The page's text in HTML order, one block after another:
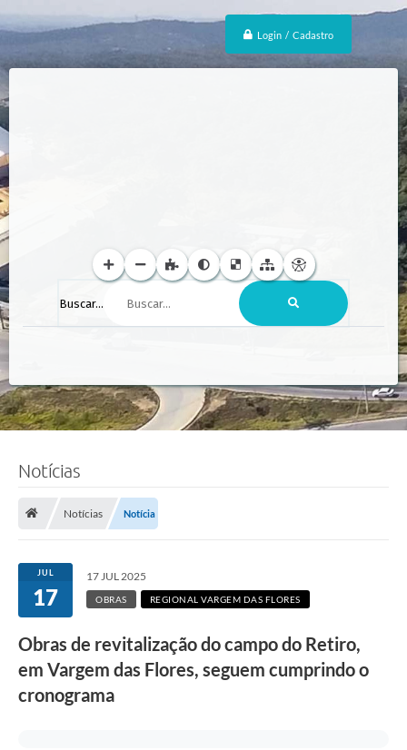
Login / Cadastro
Buscar...
Notícias
Notícias Notícia
JUL
17
17 JUL 2025
OBRAS REGIONAL VARGEM DAS FLORES
Obras de revitalização do campo do Retiro,
em Vargem das Flores, seguem cumprindo o
cronograma
c
i
R
a
m